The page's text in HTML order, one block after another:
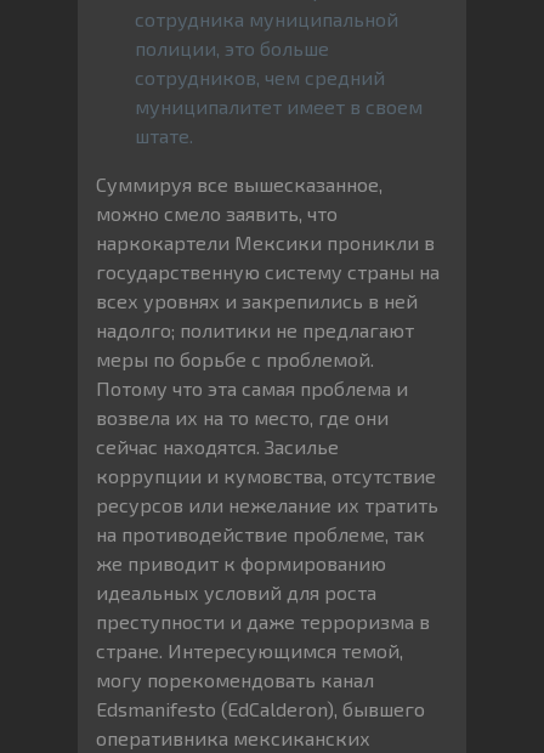
сотрудника муниципальной
полиции, это больше
сотрудников, чем средний
муниципалитет имеет в своем
штате.
Суммируя все вышесказанное,
можно смело заявить, что
наркокартели Мексики проникли в
государственную систему страны на
всех уровнях и закрепились в ней
надолго; политики не предлагают
меры по борьбе с проблемой.
Потому что эта самая проблема и
возвела их на то место, где они
сейчас находятся. Засилье
коррупции и кумовства, отсутствие
ресурсов или нежелание их тратить
на противодействие проблеме, так
же приводит к формированию
идеальных условий для роста
преступности и даже терроризма в
стране. Интересующимся темой,
могу порекомендовать канал
Edsmanifesto (EdCalderon), бывшего
оперативника мексиканских